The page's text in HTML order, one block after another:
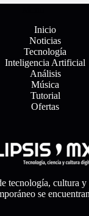
Inicio
Noticias
Tecnología
Inteligencia Artificial
Análisis
Música
Tutorial
Ofertas
tecnología, cultura y
se encuentran